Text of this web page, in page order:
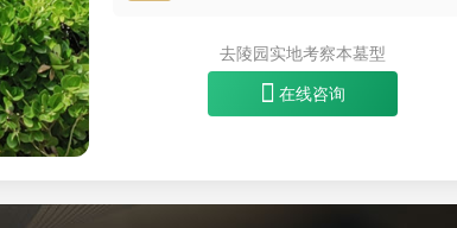
去陵园实地考察本墓型
在线咨询